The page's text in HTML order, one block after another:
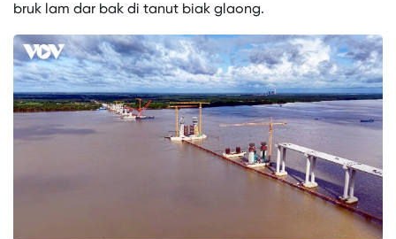
bruk lam dar bak di tanut biak glaong.